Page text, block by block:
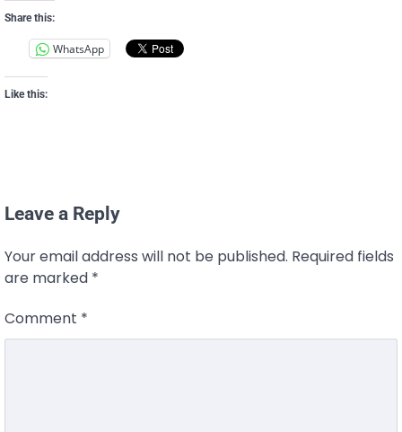
Share this:
WhatsApp
Like this:
Leave a Reply
Your email address will not be published. Required fields
are marked *
Comment *